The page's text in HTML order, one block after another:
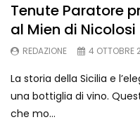
Tenute Paratore
al Mien di Nicolosi
REDAZIONE 4 OTTOBRE
La storia della Sicilia e
una bottiglia di vino.
che mo...